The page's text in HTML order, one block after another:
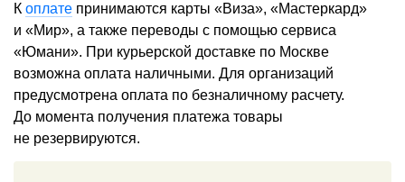
К оплате принимаются карты «Виза», «Мастеркард»
и «Мир», а также переводы с помощью сервиса
«Юмани». При курьерской доставке по Москве
возможна оплата наличными. Для организаций
предусмотрена оплата по безналичному расчету.
До момента получения платежа товары
не резервируются.